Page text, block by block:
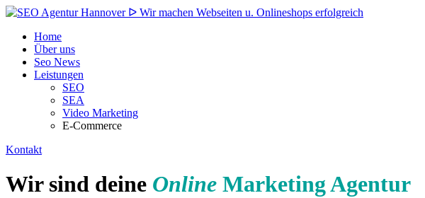
Home
Über uns
Seo News
Leistungen
SEO
SEA
Video Marketing
E-Commerce
Kontakt
Wir sind deine Online Marketing Agentur